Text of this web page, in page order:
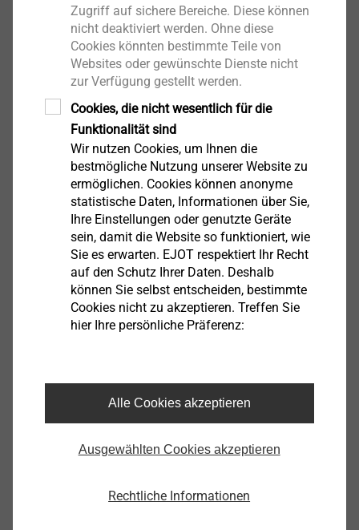
Luftfahrt
Anzeigen
Optik, Mikroindustrie
Anzeigen
Pneumatik, Hydraulik,
Pumpen, Motoren
Anzeigen
Anzeigen
Zugriff auf sichere Bereiche. Diese können
nicht deaktiviert werden. Ohne diese
Cookies könnten bestimmte Teile von
Websites oder gewünschte Dienste nicht
zur Verfügung gestellt werden.
Cookies, die nicht wesentlich für die
Funktionalität sind
Wir nutzen Cookies, um Ihnen die
bestmögliche Nutzung unserer Website zu
ermöglichen. Cookies können anonyme
statistische Daten, Informationen über Sie,
Ihre Einstellungen oder genutzte Geräte
sein, damit die Website so funktioniert, wie
Sie es erwarten. EJOT respektiert Ihr Recht
auf den Schutz Ihrer Daten. Deshalb
können Sie selbst entscheiden, bestimmte
Cookies nicht zu akzeptieren. Treffen Sie
hier Ihre persönliche Präferenz:
Alle Cookies akzeptieren
Ausgewählten Cookies akzeptieren
Rechtliche Informationen